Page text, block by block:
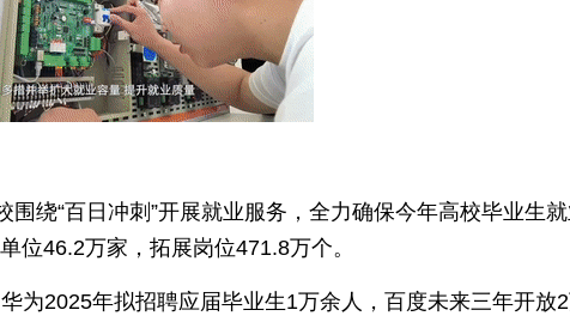
绕“百日冲刺”开展就业服务，全力确保今年高校毕业生
位46.2万家，拓展岗位471.8万个。
为2025年拟招聘应届毕业生1万余人，百度未来三年开放